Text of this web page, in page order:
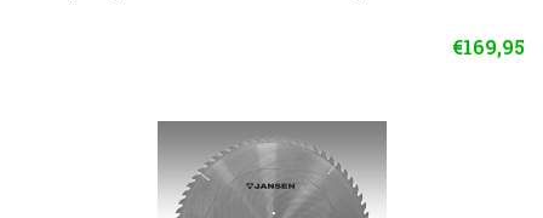
€169,95